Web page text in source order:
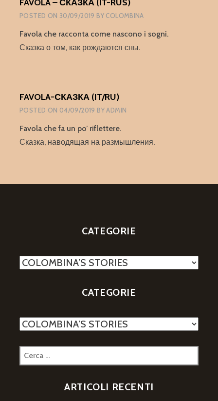
FAVOLA – СКАЗКА (IT-RUS)
POSTED ON 30/09/2019 BY COLOMBINA
Favola che racconta come nascono i sogni.
Сказка о том, как рождаются сны.
FAVOLA-СКАЗКА (IT/RU)
POSTED ON 04/09/2019 BYADMIN
Favola che fa un po’ riflettere.
Сказка, наводящая на размышления.
CATEGORIE
Categorie
CATEGORIE
Categorie
Ricerca
per:
ARTICOLI RECENTI